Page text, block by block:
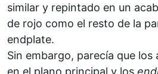
similar y repintado en un
de rojo como el resto de la
endplate.
Sin embargo, parecía que los
en el plano principal y los